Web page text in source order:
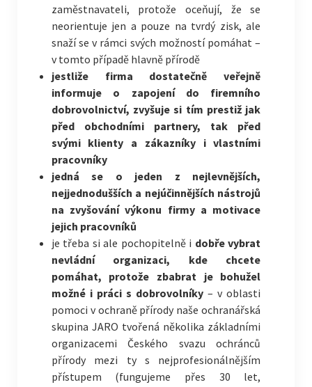
zaměstnavateli, protože oceňují, že se
neorientuje jen a pouze na tvrdý zisk, ale
snaží se v rámci svých možností pomáhat –
v tomto případě hlavně přírodě
jestliže firma dostatečně veřejně
informuje o zapojení do firemního
dobrovolnictví, zvyšuje si tím prestiž jak
před obchodními partnery, tak před
svými klienty a zákazníky i vlastními
pracovníky
jedná se o jeden z nejlevnějších,
nejjednodušších a nejúčinnějších nástrojů
na zvyšování výkonu firmy a motivace
jejich pracovníků
je třeba si ale pochopitelně i dobře vybrat
nevládní organizaci, kde chcete
pomáhat, protože zbabrat je bohužel
možné i práci s dobrovolníky – v oblasti
pomoci v ochraně přírody naše ochranářská
skupina JARO tvořená několika základními
organizacemi Českého svazu ochránců
přírody mezi ty s nejprofesionálnějším
přístupem (fungujeme přes 30 let,